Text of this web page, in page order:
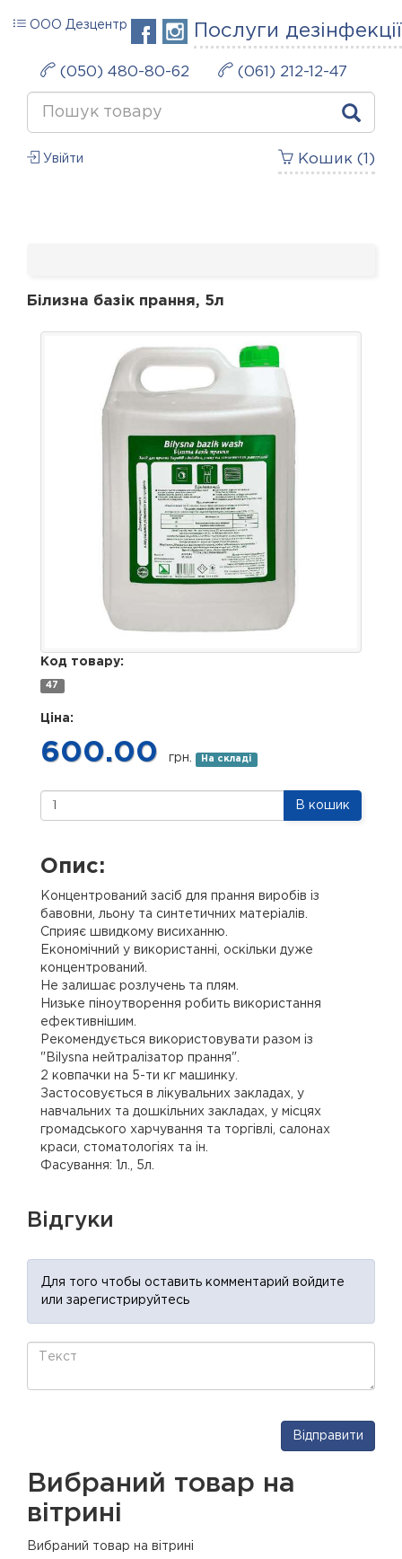
Послуги дезінфекції
ООО Дезцентр
(050) 480-80-62 (061) 212-12-47
Кошик ( )
Увійти
Білизна базік прання, 5л
Код товару:
47
Ціна:
600.00 грн. На складі
В кошик
Опис:
Концентрований засіб для прання виробів із
бавовни, льону та синтетичних матеріалів.
Сприяє швидкому висиханню.
Економічний у використанні, оскільки дуже
концентрований.
Не залишає розлучень та плям.
Низьке піноутворення робить використання
ефективнішим.
Рекомендується використовувати разом із
"Bilysna нейтралізатор прання".
2 ковпачки на 5-ти кг машинку.
Застосовується в лікувальних закладах, у
навчальних та дошкільних закладах, у місцях
громадського харчування та торгівлі, салонах
краси, стоматологіях та ін.
Фасування: 1л., 5л.
Відгуки
Для того чтобы оставить комментарий войдите
или зарегистрируйтесь
Відправити
Вибраний товар на
вітрині
Вибраний товар на вітрині